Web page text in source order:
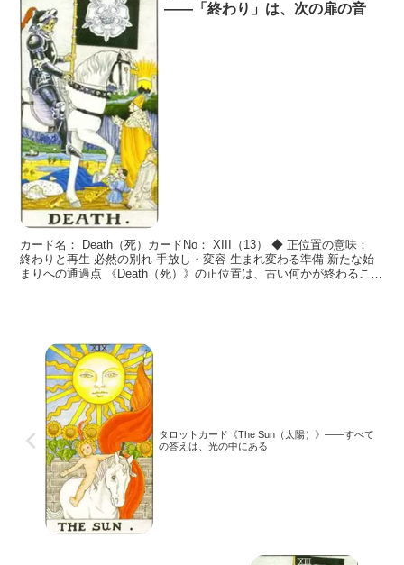
――「終わり」は、次の扉の音
カード名： Death（死）カードNo： XIII（13） ◆ 正位置の意味：
終わりと再生 必然の別れ 手放し・変容 生まれ変わる準備 新たな始
まりへの通過点 《Death（死）》の正位置は、古い何かが終わること
タロットカード《The Sun（太陽）》――すべて
の答えは、光の中にある